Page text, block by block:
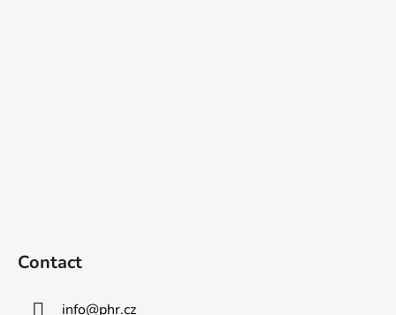
Contact
info@phr.cz